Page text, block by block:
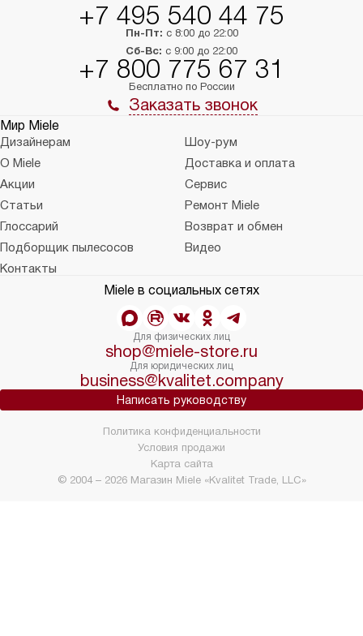
+7 495 540 44 75
Пн-Пт: с 8:00 до 22:00
Сб-Вс: с 9:00 до 22:00
+7 800 775 67 31
Бесплатно по России
Заказать звонок
Мир Miele
Дизайнерам
Шоу-рум
О Miele
Доставка и оплата
Акции
Сервис
Статьи
Ремонт Miele
Глоссарий
Возврат и обмен
Подборщик пылесосов
Видео
Контакты
Miele в социальных сетях
Для физических лиц
shop@miele-store.ru
Для юридических лиц
business@kvalitet.company
Написать руководству
© 2004 – 2026 Магазин Miele «Kvalitet Trade, LLC»
Политика конфиденциальности
Условия продажи
Карта сайта